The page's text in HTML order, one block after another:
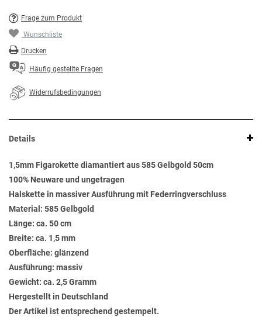
Frage zum Produkt
Wunschliste
Drucken
Häufig gestellte Fragen
Widerrufsbedingungen
Details
1,5mm Figarokette diamantiert aus 585 Gelbgold 50cm
100% Neuware und ungetragen
Halskette in massiver Ausführung mit Federringverschluss
Material: 585 Gelbgold
Länge: ca. 50 cm
Breite: ca. 1,5 mm
Oberfläche: glänzend
Ausführung: massiv
Gewicht: ca. 2,5 Gramm
Hergestellt in Deutschland
Der Artikel ist entsprechend gestempelt.